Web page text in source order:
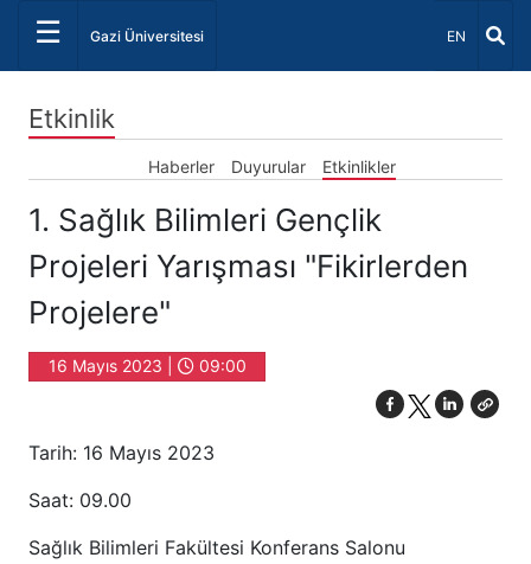
☰ Gazi Üniversitesi Dil Seçiniz
EN
Etkinlik
Haberler Duyurular Etkinlikler
1. Sağlık Bilimleri Gençlik
Projeleri Yarışması "Fikirlerden
Projelere"
16 Mayıs 2023 | 09:00
Tarih: 16 Mayıs 2023
Saat: 09.00
Sağlık Bilimleri Fakültesi Konferans Salonu